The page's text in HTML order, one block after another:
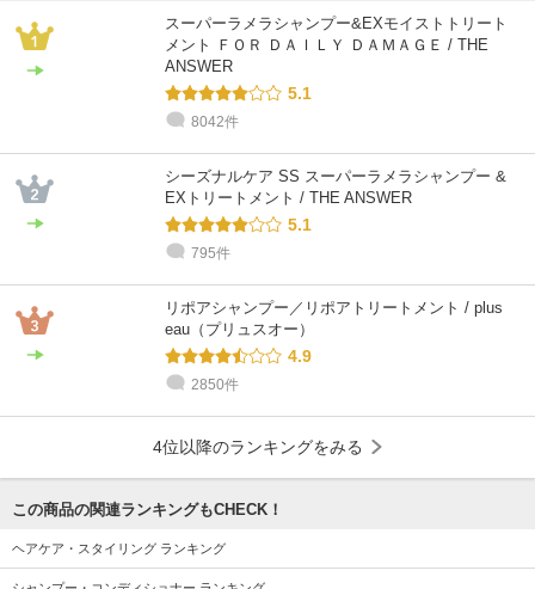
スーパーラメラシャンプー&EXモイストトリート
メント ＦＯＲ ＤＡＩＬＹ ＤＡＭＡＧＥ / THE
ANSWER
5.1
8042件
シーズナルケア SS スーパーラメラシャンプー &
EXトリートメント / THE ANSWER
5.1
795件
リポアシャンプー／リポアトリートメント / plus
eau（プリュスオー）
4.9
2850件
4位以降のランキングをみる
この商品の関連ランキングもCHECK！
ヘアケア・スタイリング ランキング